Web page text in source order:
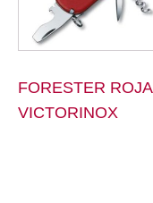
FORESTER ROJA
VICTORINOX